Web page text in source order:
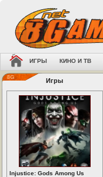
ИГРЫ КИНО И ТВ
Игры
Injustice: Gods Among Us